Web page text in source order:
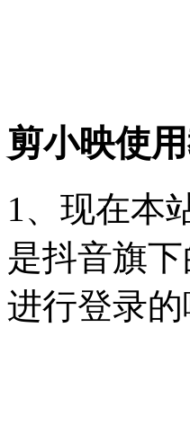
剪小映使
1、现在本
是抖音旗
进行登录的